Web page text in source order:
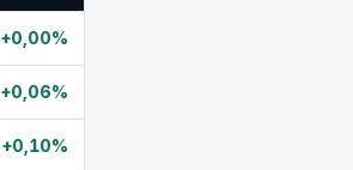
+0,00%
+0,06%
+0,10%